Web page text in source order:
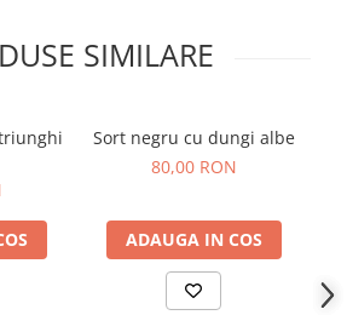
SIMILARE
Sort negru cu dungi albe
80,00 RON
ADAUGA IN COS